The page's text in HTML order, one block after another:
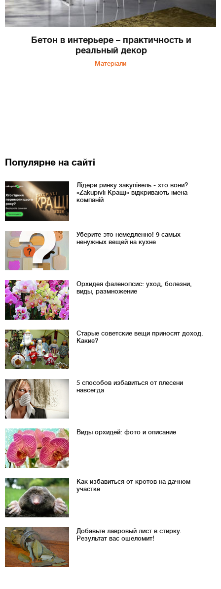
Бетон в интерьере – практичность и
реальный декор
Матеріали
Популярне на сайті
Лідери ринку закупівель - хто вони?
«Zakupivli Кращі» відкривають імена
компаній
Уберите это немедленно! 9 самых
ненужных вещей на кухне
Орхидея фаленопсис: уход, болезни,
виды, размножение
Старые советские вещи приносят доход.
Какие?
5 способов избавиться от плесени
навсегда
Виды орхидей: фото и описание
Как избавиться от кротов на дачном
участке
Добавьте лавровый лист в стирку.
Результат вас ошеломит!